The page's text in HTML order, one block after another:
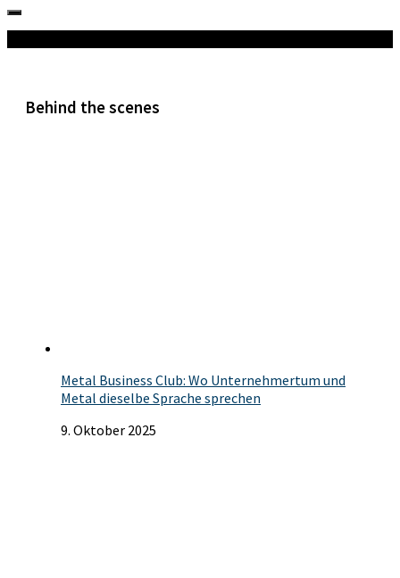
Behind the scenes
Metal Business Club: Wo Unternehmertum und
Metal dieselbe Sprache sprechen
9. Oktober 2025